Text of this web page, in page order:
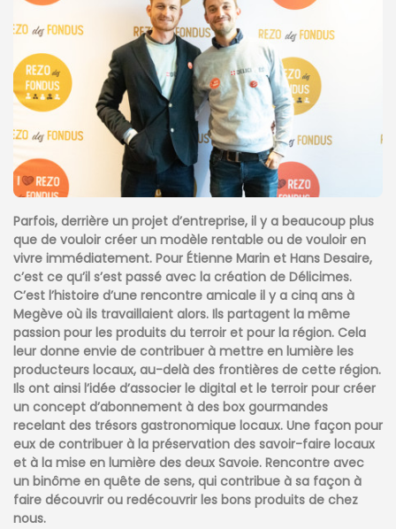
Parfois, derrière un projet d’entreprise, il y a beaucoup plus
que de vouloir créer un modèle rentable ou de vouloir en
vivre immédiatement. Pour Étienne Marin et Hans Desaire,
c’est ce qu’il s’est passé avec la création de Délicimes.
C’est l’histoire d’une rencontre amicale il y a cinq ans à
Megève où ils travaillaient alors. Ils partagent la même
passion pour les produits du terroir et pour la région. Cela
leur donne envie de contribuer à mettre en lumière les
producteurs locaux, au-delà des frontières de cette région.
Ils ont ainsi l’idée d’associer le digital et le terroir pour créer
un concept d’abonnement à des box gourmandes
recelant des trésors gastronomique locaux. Une façon pour
eux de contribuer à la préservation des savoir-faire locaux
et à la mise en lumière des deux Savoie. Rencontre avec
un binôme en quête de sens, qui contribue à sa façon à
faire découvrir ou redécouvrir les bons produits de chez
nous.